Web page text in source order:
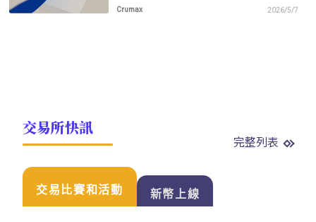
Crumax 2026/5/7
交易所快訊
完整列表
交易比賽和活動 新幣上線